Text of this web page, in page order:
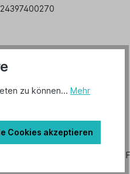
mm, Bohrungsdurchm. 5mm,
zu können... Mehr
Cookies akzeptieren